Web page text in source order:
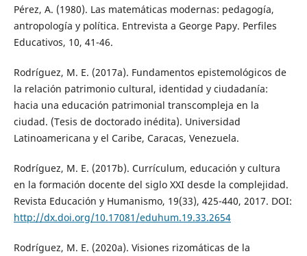
Pérez, A. (1980). Las matemáticas modernas: pedagogía,
antropología y política. Entrevista a George Papy. Perfiles
Educativos, 10, 41-46.
Rodríguez, M. E. (2017a). Fundamentos epistemológicos de
la relación patrimonio cultural, identidad y ciudadanía:
hacia una educación patrimonial transcompleja en la
ciudad. (Tesis de doctorado inédita). Universidad
Latinoamericana y el Caribe, Caracas, Venezuela.
Rodríguez, M. E. (2017b). Currículum, educación y cultura
en la formación docente del siglo XXI desde la complejidad.
Revista Educación y Humanismo, 19(33), 425-440, 2017. DOI:
http://dx.doi.org/10.17081/eduhum.19.33.2654
Rodríguez, M. E. (2020a). Visiones rizomáticas de la